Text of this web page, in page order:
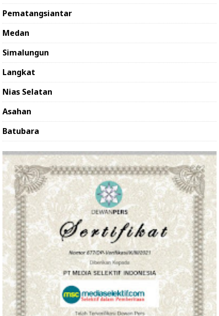
Pematangsiantar
Medan
Simalungun
Langkat
Nias Selatan
Asahan
Batubara